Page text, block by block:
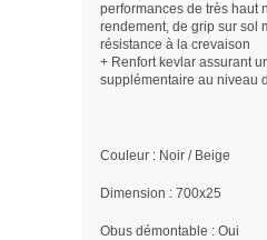
performances de très haut
rendement, de grip sur sol
résistance à la crevaison
+ Renfort kevlar assurant
supplémentaire au niveau
Couleur : Noir / Beige
Dimension : 700x25
Obus démontable : Oui